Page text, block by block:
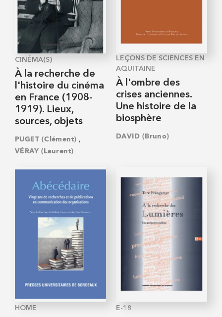
CINÉMA(S)
À la recherche de
l'histoire du cinéma
en France (1908-
1919). Lieux,
sources, objets
PUGET (Clément) ,
VÉRAY (Laurent)
LEÇONS DE SCIENCES EN
AQUITAINE
À l'ombre des
crises anciennes.
Une histoire de la
biosphère
DAVID (Bruno)
HOME E-18